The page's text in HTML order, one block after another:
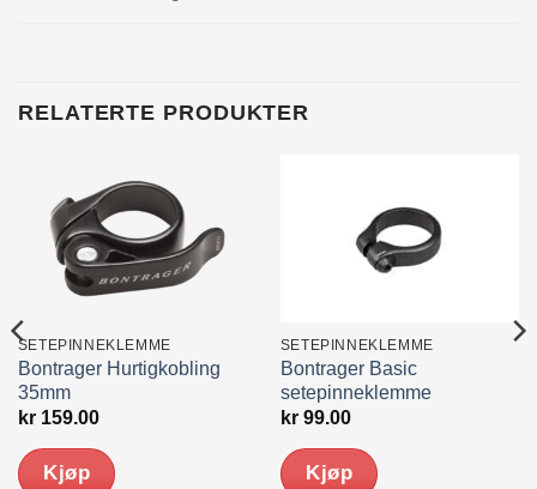
RELATERTE PRODUKTER
SETEPINNEKLEMME
Bontrager Hurtigkobling
35mm
kr159.00
Kjøp
SETEPINNEKLEMME
Bontrager Basic
setepinneklemme
kr99.00
Kjøp